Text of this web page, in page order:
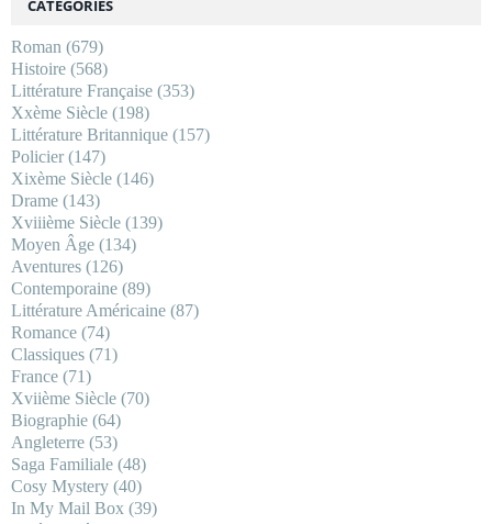
CATÉGORIES
Roman (679)
Histoire (568)
Littérature Française (353)
Xxème Siècle (198)
Littérature Britannique (157)
Policier(147)
Xixème Siècle (146)
Drame (143)
Xviiième Siècle (139)
Moyen Âge (134)
Aventures (126)
Contemporaine (89)
Littérature Américaine (87)
Romance (74)
Classiques (71)
France (71)
Xviième Siècle (70)
Biographie (64)
Angleterre (53)
Saga Familiale (48)
Cosy Mystery (40)
In My Mail Box (39)